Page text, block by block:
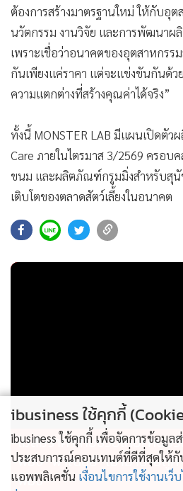
ต้องการสร้างมาตรฐานใหม่ ให้กับอุ
นวัตกรรม งานวิจัย และการพัฒนาผ
เพราะเชื่อว่าอนาคตของอุตสาหกรร
กันเพียงแค่ราคา แต่จะแข่งขันกันด้
ความแตกต่างที่สร้างคุณค่าได้จริง”
ทั้งนี้ MONSTER LAB มีแผนเปิดตั
Care ภายในไตรมาส 3/2569 ครอบ
ขนม และผลิตภัณฑ์กรูมมิ่งสำหรับสุนั
เติบโตของตลาดสัตว์เลี้ยงในอนาคต
ไม่สมราคาไทยช่วยไทย! คนบริ
ฟอง “พาณิชย์” เอามาขายถูก
ฟอง
ibusiness ใช้คุกกี้
ibusiness ใช้คุกกี้ เพื่อจัดการข้อมู
ประสบการณ์คอนเทนต์ที่ดีที่สุดให้กั
แอพพลิเคชั่น เงื่อนไขการใช้งานเว็